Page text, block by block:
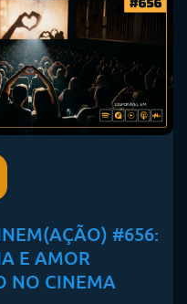
#656:
E AMOR
NO CINEMA